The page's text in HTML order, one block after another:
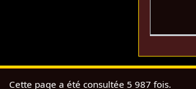
Cette page a été consultée 5 987 fois.